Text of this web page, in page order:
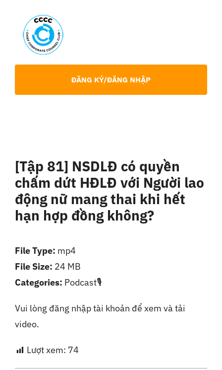
content
Chia Sẻ Chuyên Môn
Tin tức
ĐĂNG KÝ/ĐĂNG NHẬP
[Tập 81] NSDLĐ có quyền
chấm dứt HĐLĐ với Người lao
động nữ mang thai khi hết
hạn hợp đồng không?
Vui lòng đăng nhập tài khoản để xem và tải
video.
Lượt xem: 74
File Type: mp4
File Size: 24 MB
Categories: Podcast🎙️